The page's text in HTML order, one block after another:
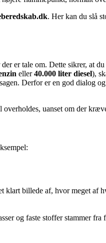
. Her kan du slå
er tale om. Dette sikrer, at
eller40.000 liter diesel),
Derfor er en god dialog
uanset om der
klart billede af, hvor meget
og faste stoffer stammer fra